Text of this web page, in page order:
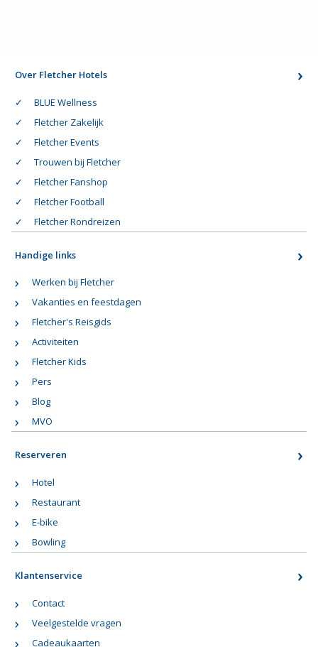
Over Fletcher Hotels
BLUE Wellness
Fletcher Zakelijk
Fletcher Events
Trouwen bij Fletcher
Fletcher Fanshop
Fletcher Football
Fletcher Rondreizen
Handige links
Werken bij Fletcher
Vakanties en feestdagen
Fletcher's Reisgids
Activiteiten
Fletcher Kids
Pers
Blog
MVO
Reserveren
Hotel
Restaurant
E-bike
Bowling
Klantenservice
Contact
Veelgestelde vragen
Cadeaukaarten